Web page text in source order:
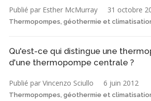
Publié par Esther McMurray 31 octobre
Thermopompes, géothermie et
Qu'est-ce qui distingue une
d'une thermopompe centrale ?
Publié par Vincenzo Sciullo 6 juin 2012
Thermopompes, géothermie et